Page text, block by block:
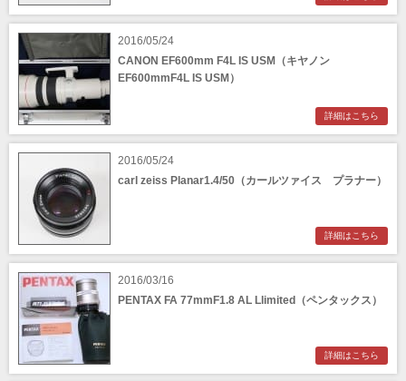
2016/05/24
CANON EF600mm F4L IS USM（キヤノン
EF600mmF4L IS USM）
詳細はこちら
2016/05/24
carl zeiss Planar1.4/50（カールツァイス プラナー）
詳細はこちら
2016/03/16
PENTAX FA 77mmF1.8 AL Llimited（ペンタックス）
詳細はこちら